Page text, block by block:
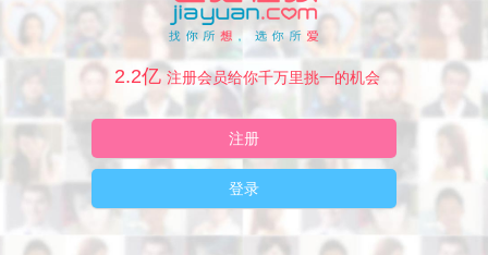
2.2亿 注册会员给你千万里挑一的机会
注册
登录